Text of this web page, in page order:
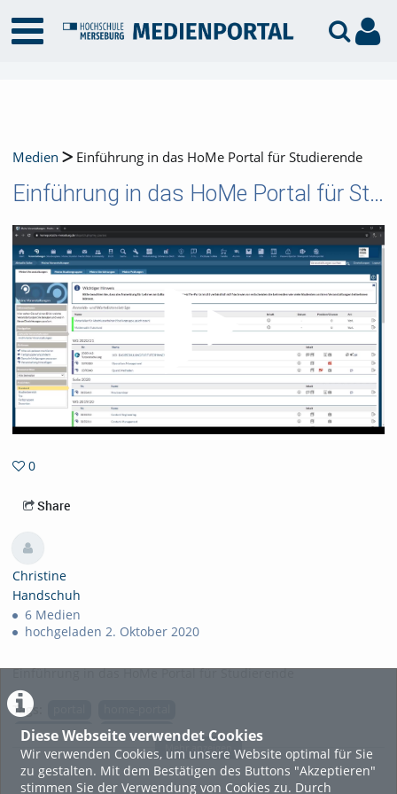
Diese Webseite verwendet Cookies
Wir verwenden Cookies, um unsere Website optimal für Sie
zu gestalten. Mit dem Bestätigen des Buttons "Akzeptieren"
stimmen Sie der Verwendung von Cookies zu. Durch
Medien Einführung in das HoMe Portal für Studierende
Einführung in das HoMe Portal für Studierende
0
Share
Christine
Handschuh
6 Medien
hochgeladen 2. Oktober 2020
Einführung in das HoMe Portal für Studierende
Tags:
stundenplan
homeportal
home portal